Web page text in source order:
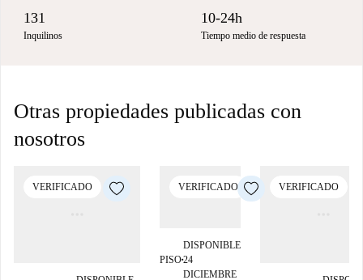
131
Inquilinos
10-24h
Tiempo medio de respuesta
Otras propiedades publicadas con
nosotros
VERIFICADO VERIFICADO
PISO■
DISPONIBLE
24
DICIEMBRE
VERIFICADO